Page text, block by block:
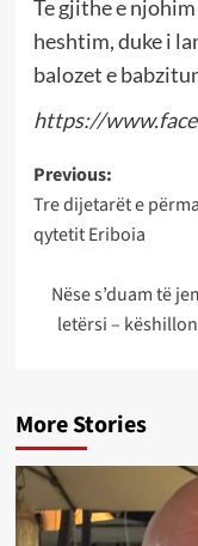
Te gjithe e
heshtim, duke i
balozet e
https://
Post
navigation
Previous:
Tre dijetarët e
qytetit Eriboia
Nëse s’duam të
letërsi –
More Stories